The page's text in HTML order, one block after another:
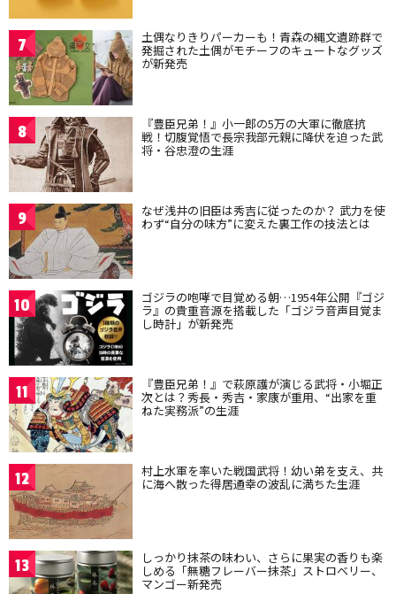
7 土偶なりきりパーカーも！青森の縄文遺跡群で
発掘された土偶がモチーフのキュートなグッズ
が新発売
8 『豊臣兄弟！』小一郎の5万の大軍に徹底抗
戦！切腹覚悟で長宗我部元親に降伏を迫った武
将・谷忠澄の生涯
9 なぜ浅井の旧臣は秀吉に従ったのか？ 武力を使
わず“自分の味方”に変えた裏工作の技法とは
10 ゴジラの咆哮で目覚める朝…1954年公開『ゴジ
ラ』の貴重音源を搭載した「ゴジラ音声目覚ま
し時計」が新発売
11 『豊臣兄弟！』で萩原護が演じる武将・小堀正
次とは？秀長・秀吉・家康が重用、“出家を重
ねた実務派”の生涯
12 村上水軍を率いた戦国武将！幼い弟を支え、共
に海へ散った得居通幸の波乱に満ちた生涯
13 しっかり抹茶の味わい、さらに果実の香りも楽
しめる「無糖フレーバー抹茶」ストロベリー、
マンゴー新発売